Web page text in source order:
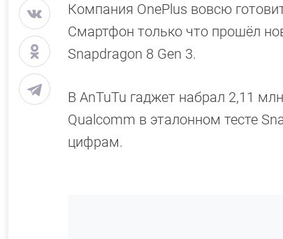
Компания OnePlus вовсю
Смартфон только что прошёл
Snapdragon 8 Gen 3.
В AnTuTu гаджет набрал 2,11
Qualcomm в эталонном тесте
цифрам.